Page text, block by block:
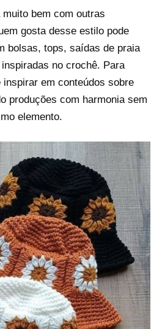
bem com outras
gosta desse estilo pode
bolsas, tops, saídas de praia
no crochê. Para
em conteúdos sobre
produções com harmonia sem
elemento.